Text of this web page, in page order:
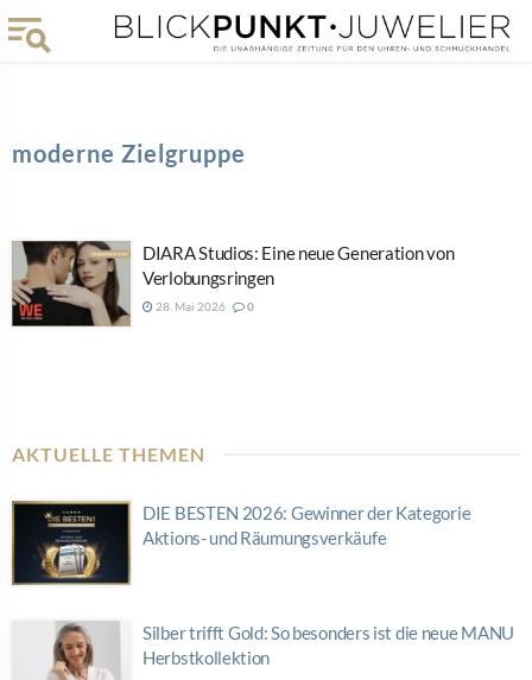
moderne Zielgruppe
DIARA Studios: Eine neue Generation von
Verlobungsringen
28. Mai 2026 0
AKTUELLE THEMEN
DIE BESTEN 2026: Gewinner der Kategorie
Aktions- und Räumungsverkäufe
Silber trifft Gold: So besonders ist die neue MANU
Herbstkollektion